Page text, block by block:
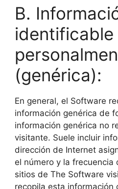
B.
identificable
(genérica):
En general, el Software
información genérica de
información genérica no
visitante. Suele incluir
dirección de Internet
el número y la frecuencia
sitios de The Software
recopila esta información